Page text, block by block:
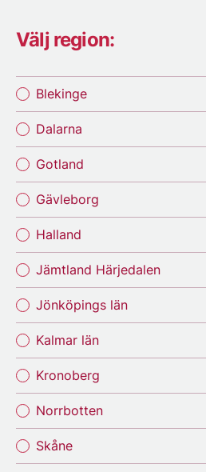
Välj region:
Blekinge
Dalarna
Gotland
Gävleborg
Halland
Jämtland Härjedalen
Jönköpings län
Kalmar län
Kronoberg
Norrbotten
Skåne